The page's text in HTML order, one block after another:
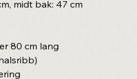
midt bak: 47 cm
80 cm lang